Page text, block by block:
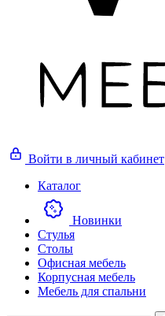
Войти в личный кабинет
Каталог
Новинки
Стулья
Столы
Офисная мебель
Корпусная мебель
Мебель для спальни